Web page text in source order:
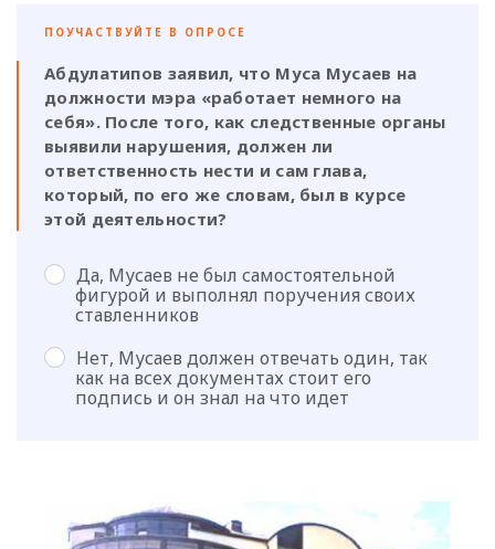
ПОУЧАСТВУЙТЕ В ОПРОСЕ
Абдулатипов заявил, что Муса Мусаев на
должности мэра «работает немного на
себя». После того, как следственные органы
выявили нарушения, должен ли
ответственность нести и сам глава,
который, по его же словам, был в курсе
этой деятельности?
Да, Мусаев не был самостоятельной
фигурой и выполнял поручения своих
ставленников
Нет, Мусаев должен отвечать один, так
как на всех документах стоит его
подпись и он знал на что идет